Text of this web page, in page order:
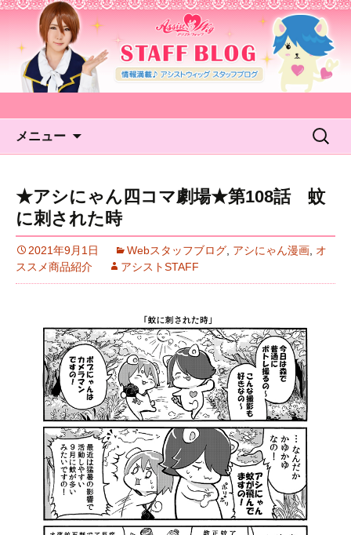
アシストウィッグ STAFF
BLOG
メニュー
検
★アシにゃん四コマ劇場★第108話 蚊
に刺された時
2021年9月1日 Webスタッフブログ アシにゃん漫画 オ
ススメ商品紹介
アシストSTAFF